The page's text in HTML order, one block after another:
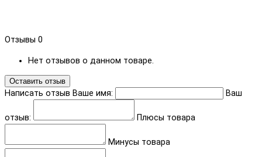
Отзывы 0
Нет отзывов о данном товаре.
Оставить отзыв
Написать отзыв Ваше имя: Ваш
отзыв: Плюсы товара
Минусы товара